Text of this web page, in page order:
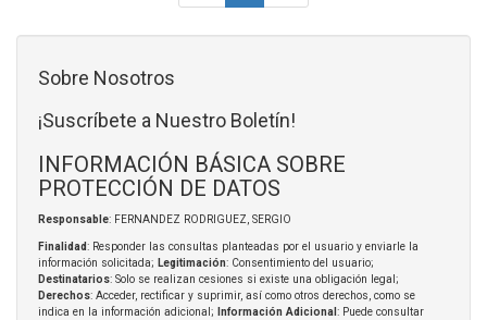
Sobre Nosotros
¡Suscríbete a Nuestro Boletín!
INFORMACIÓN BÁSICA SOBRE
PROTECCIÓN DE DATOS
Responsable: FERNANDEZ RODRIGUEZ, SERGIO
Finalidad: Responder las consultas planteadas por el usuario y enviarle la
información solicitada; Legitimación: Consentimiento del usuario;
Destinatarios: Solo se realizan cesiones si existe una obligación legal;
Derechos: Acceder, rectificar y suprimir, así como otros derechos, como se
indica en la información adicional;
Información Adicional : Puede consultar